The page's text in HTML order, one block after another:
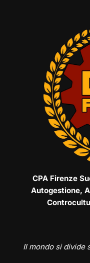
CPA Firenze
Autogestione,
Il mondo si divide